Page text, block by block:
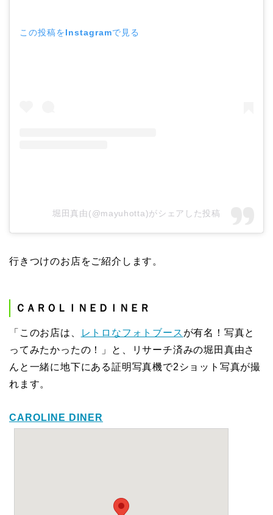
この投稿をInstagramで見る
堀田真由(@mayuhotta)がシェアした投稿
行きつけのお店をご紹介します。
ＣＡＲＯＬＩＮＥＤＩＮＥＲ
「このお店は、 レトロなフォトブース が有名！写真と
ってみたかったの！」と、リサーチ済みの堀田真由さ
んと一緒に地下にある証明写真機で2ショット写真が撮
れます。
CAROLINE DINER